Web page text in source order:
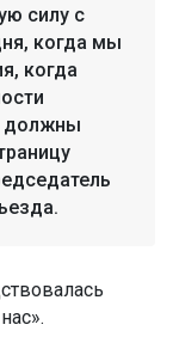
силу с
когда мы
когда
должны